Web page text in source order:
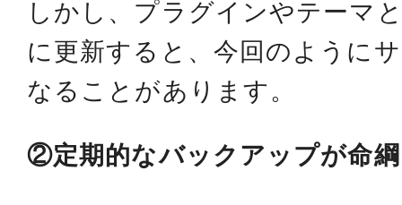
しかし、プラグインやテーマ
に更新すると、今回のように
なることがあります。
②定期的なバックアップが命